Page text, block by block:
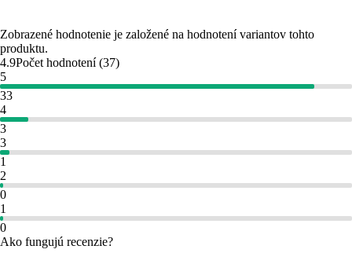
Zobrazené hodnotenie je založené na hodnotení variantov tohto
produktu.
4.9Počet hodnotení(37)
5
33
4
3
3
1
2
0
1
0
Ako fungujú recenzie?